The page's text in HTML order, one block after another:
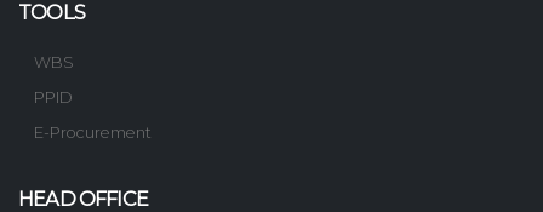
TOOLS
WBS
PPID
E-Procurement
HEAD OFFICE